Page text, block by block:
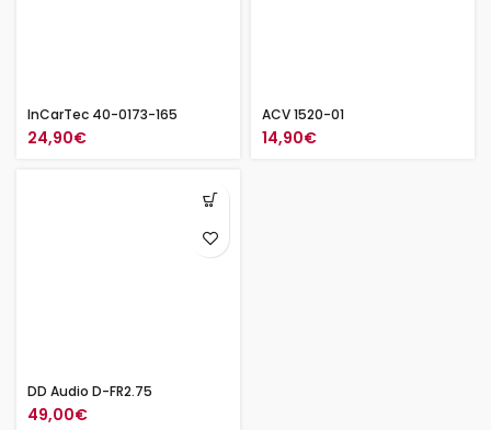
InCarTec 40-0173-165
24,90€
ACV 1520-01
14,90€
DD Audio D-FR2.75
49,00€